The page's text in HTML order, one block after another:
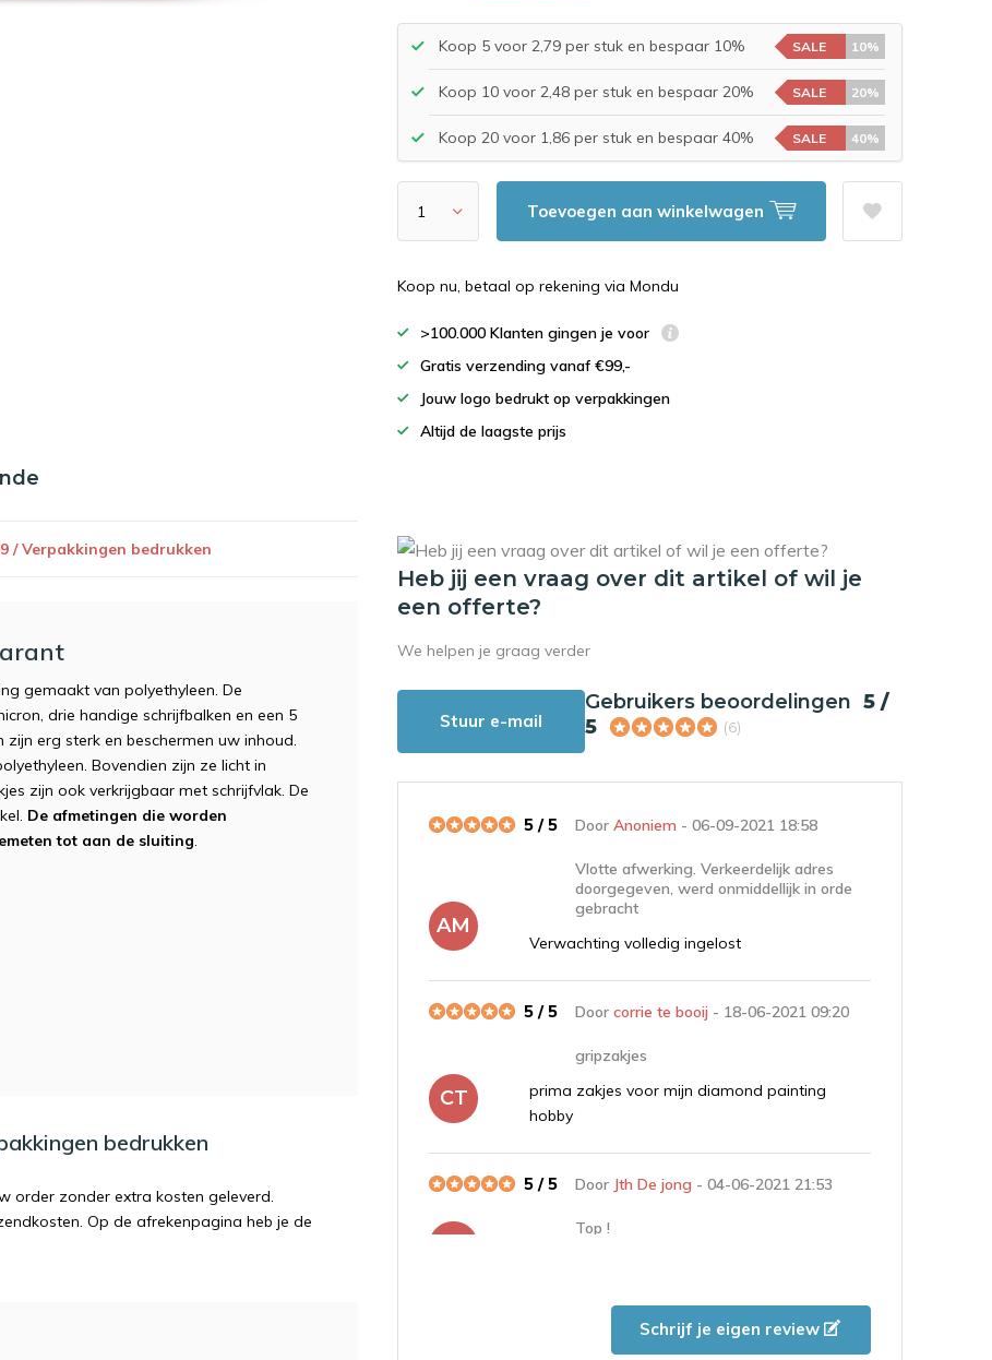
Koop 5 voor 2,79 per stuk en bespaar 10% SALE 10%
Koop 10 voor 2,48 per stuk en bespaar 20% SALE 20%
Koop 20 voor 1,86 per stuk en bespaar 40% SALE 40%
Toevoegen aan winkelwagen
Koop nu, betaal op rekening via Mondu
>100.000 Klanten gingen je voor
Gratis verzending vanaf €99,-
Jouw logo bedrukt op verpakkingen
Altijd de laagste prijs
/ Verpakkingen bedrukken
gemaakt van polyethyleen. De
drie handige schrijfbalken en een 5
erg sterk en beschermen uw inhoud.
Bovendien zijn ze licht in
zijn ook verkrijgbaar met schrijfvlak. De
De afmetingen die worden
tot aan de sluiting.
bedrukken
order zonder extra kosten geleverd.
Op de afrekenpagina heb je de
Heb jij een vraag over dit artikel of wil je
een offerte?
We helpen je graag verder
Stuur e-mail
Gebruikers beoordelingen 5 /
5
(6)
AM
DoorAnoniem - 06-09-2021 18:58
5 / 5
Vlotte afwerking. Verkeerdelijk adres
doorgegeven, werd onmiddellijk in orde
gebracht
Verwachting volledig ingelost
CT
Doorcorrie te booij - 18-06-2021 09:20
5 / 5
gripzakjes
prima zakjes voor mijn diamond painting
hobby
Door Jth De jong - 04-06-2021 21:53
5 / 5
Top !
Yvonne Kalkman- 23-01-2021
11:02
Schrijf je eigen review